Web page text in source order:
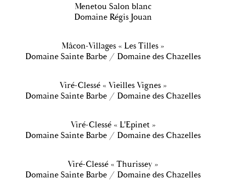
Menetou Salon blanc
Domaine Régis Jouan
Mâcon-Villages « Les Tilles »
Domaine Sainte Barbe / Domaine des Chazelles
Viré-Clessé « Vieilles Vignes »
Domaine Sainte Barbe / Domaine des Chazelles
Viré-Clessé « L'Epinet »
Domaine Sainte Barbe / Domaine des Chazelles
Viré-Clessé « Thurissey »
Domaine Sainte Barbe / Domaine des Chazelles